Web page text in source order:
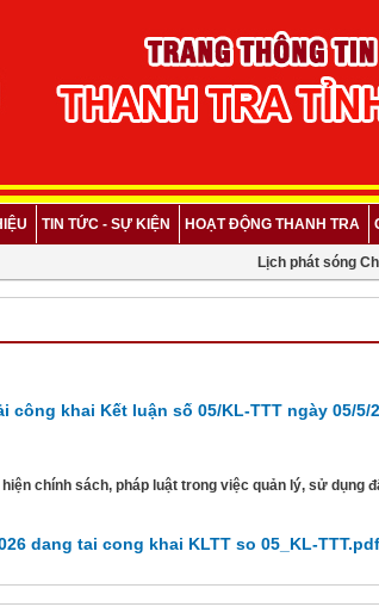
TIN TỨC - SỰ KIỆN HOẠT ĐỘNG THANH TRA
Lịch phát sóng
công khai Kết luận số 05/KL-TTT ngày 05/5/
chính sách, pháp luật trong việc quản lý, sử dụng
dang tai cong khai KLTT so 05_KL-TTT.pdf